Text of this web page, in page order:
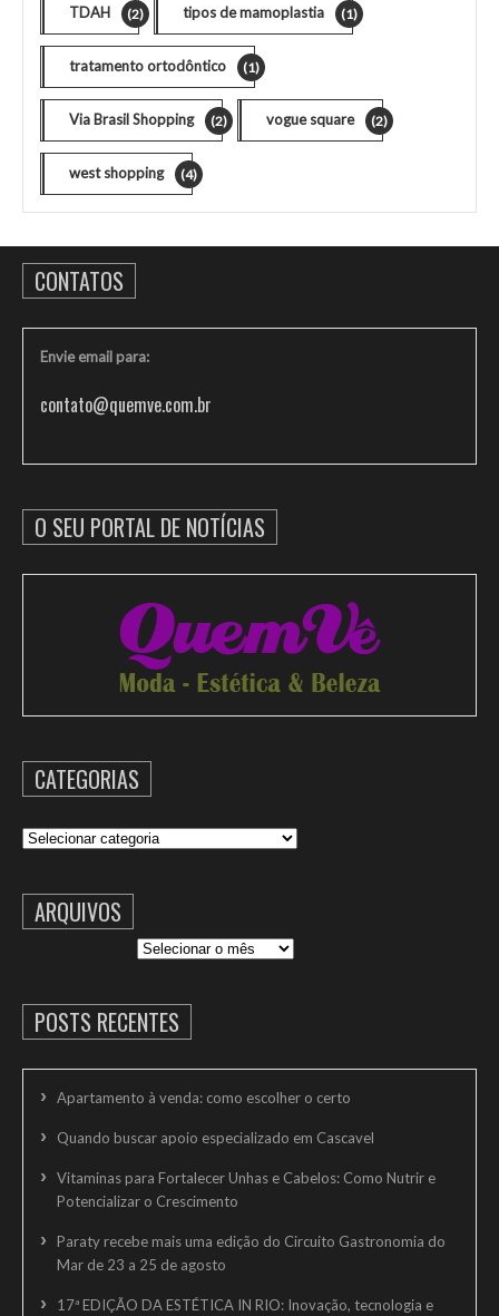
TDAH (2) tipos de mamoplastia (1)
tratamento ortodôntico (1)
Via Brasil Shopping (2) vogue square (2)
west shopping (4)
CONTATOS
Envie email para:
contato@quemve.com.br
O SEU PORTAL DE NOTÍCIAS
CATEGORIAS
Categorias
ARQUIVOS
POSTS RECENTES
Apartamento à venda: como escolher o certo
Quando buscar apoio especializado em Cascavel
Vitaminas para Fortalecer Unhas e Cabelos: Como Nutrir e
Potencializar o Crescimento
Paraty recebe mais uma edição do Circuito Gastronomia do
Mar de 23 a 25 de agosto
17ª EDIÇÃO DA ESTÉTICA IN RIO: Inovação, tecnologia e